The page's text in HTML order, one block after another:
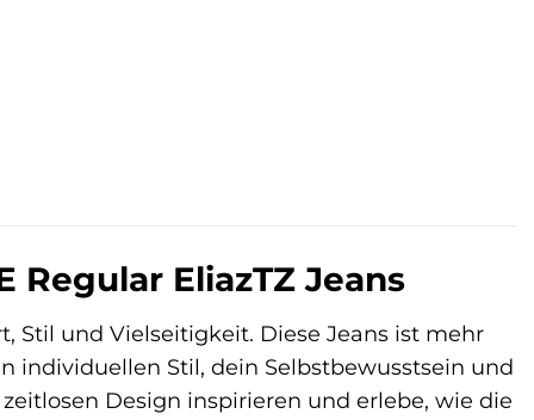
Regular EliazTZ Jeans
Stil und Vielseitigkeit. Diese Jeans ist mehr
individuellen Stil, dein Selbstbewusstsein und
Design inspirieren und erlebe, wie die